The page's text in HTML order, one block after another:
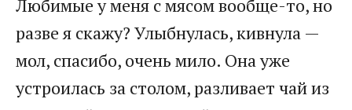
Любимые у меня с мясом вообще-то, но
разве я скажу? Улыбнулась, кивнула —
мол, спасибо, очень мило. Она уже
устроилась за столом, разливает чай из